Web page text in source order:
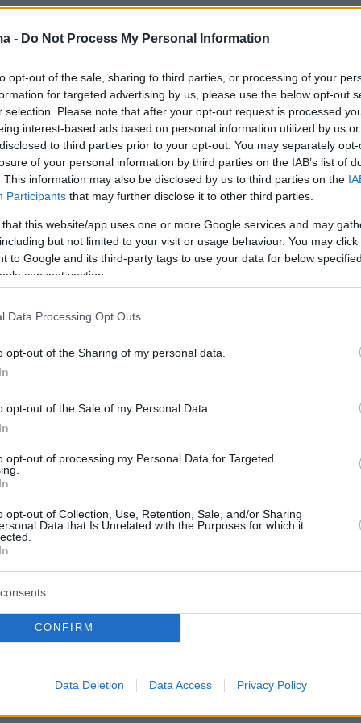
- Do Not Process My Personal Information
opt-out of the sale, sharing to third parties, or processing of your
for targeted advertising by us, please use the below opt-out
selection. Please note that after your opt-out request is processed
interest-based ads based on personal information utilized by us
to third parties prior to your opt-out. You may separately
of your personal information by third parties on the IAB’s list of
This information may also be disclosed by us to third parties on the
Participants that may further disclose it to other third parties.
that this website/app uses one or more Google services and may
but not limited to your visit or usage behaviour. You may
to Google and its third-party tags to use your data for below
consent section.
Data Processing Opt Outs
opt-out of the Sharing of my personal data.
opt-out of the Sale of my Personal Data.
opt-out of processing my Personal Data for Targeted
opt-out of Collection, Use, Retention, Sale, and/or Sharing
Data that Is Unrelated with the Purposes for which it
CONFIRM
Data Deletion Data Access Privacy Policy
Ιόλης Ανδρεάδη και του Άρη Ασπρούλη, στο
τους έργο, η οποία επικεντρώνεται
άρωμα και τις μουσικές του αμερικανικού
παίζουν επίσης οι ηθοποιοί Όμηρος
Γεννατάς, Ιφιγένεια Καραμήτρου, Idra
Κόνιαρης, Δάφνη Καμμένου, Ελευθερία
και Άνα Τζουλάκη Χριστοδούλου.
ώρα 20.30
20.00
20.30
ώρα 20.30
ώρα 17.30 & 21.00
20.00
ΕΔΩ:
gr-el/tickets/theater/osa-pairnei-o-